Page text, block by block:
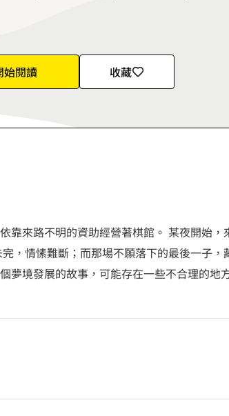
始閱讀 收藏
靠來路不明的資助經營著棋館。 某夜開始
，情愫難斷；而那場不願落下的最後一子
夢境發展的故事，可能存在一些不合理的